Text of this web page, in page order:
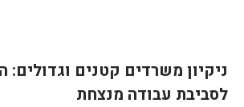
ניקיון משרדים קטנים וגדולים:
לסביבת עבודה מנצחת